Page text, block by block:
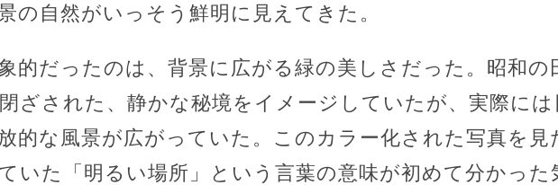
の自然がいっそう鮮明に見えてきた。
的だったのは、背景に広がる緑の美しさだった。昭和の
ざされた、静かな秘境をイメージしていたが、実際には
的な風景が広がっていた。このカラー化された写真を見
いた「明るい場所」という言葉の意味が初めて分かった